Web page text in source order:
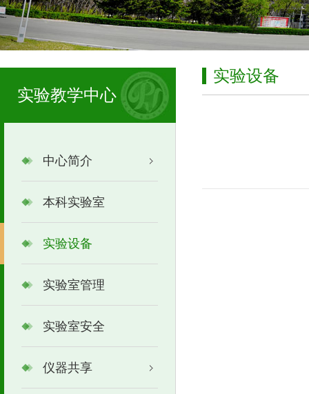
实验教学中心
中心简介
本科实验室
实验设备
实验室管理
实验室安全
仪器共享
实验设备